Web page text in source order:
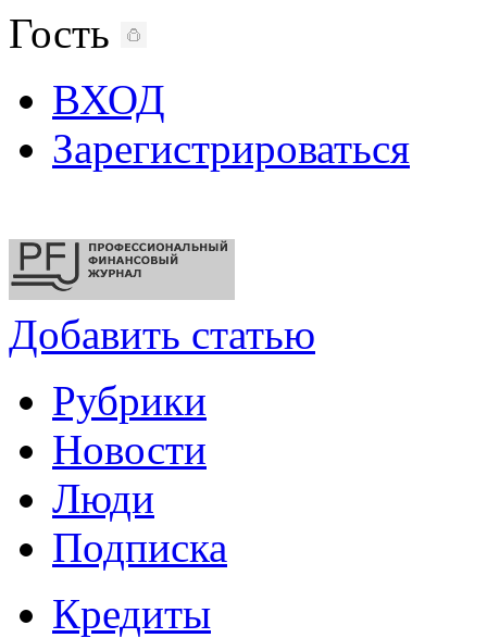
Гость
ВХОД
Зарегистрироваться
Добавить статью
Рубрики
Новости
Люди
Подписка
Кредиты